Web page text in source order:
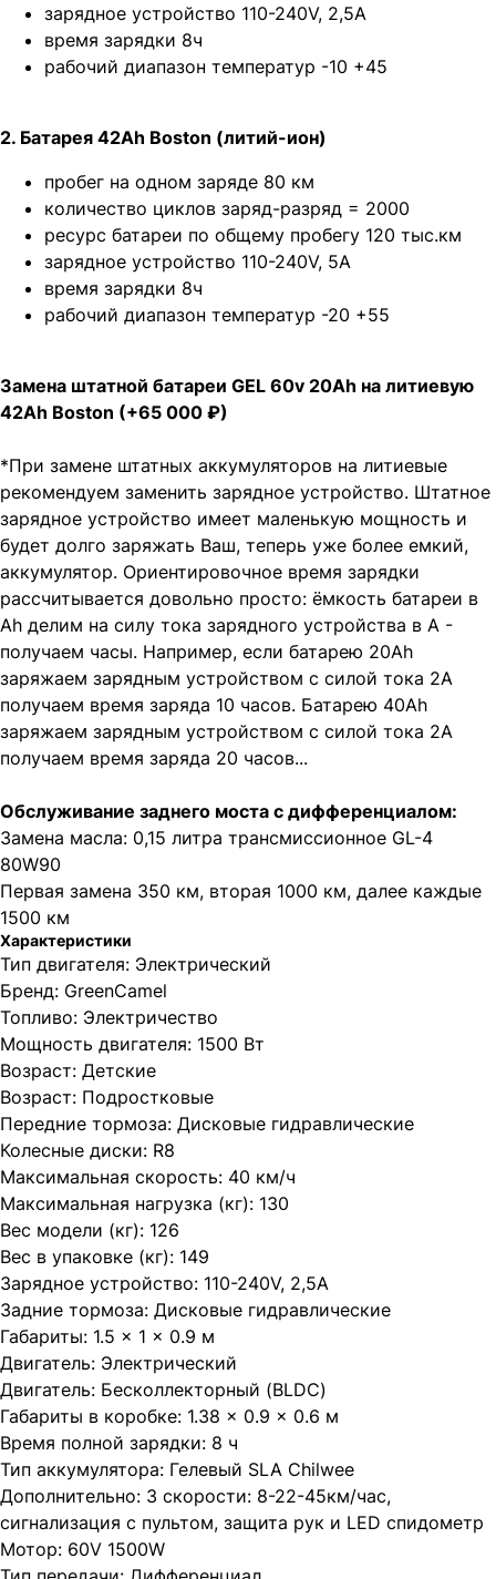
зарядное устройство 110-240V, 2,5A
время зарядки 8ч
рабочий диапазон температур -10 +45
2. Батарея 42Ah Boston (литий-ион)
пробег на одном заряде 80 км
количество циклов заряд-разряд = 2000
ресурс батареи по общему пробегу 120 тыс.км
зарядное устройство 110-240V, 5A
время зарядки 8ч
рабочий диапазон температур -20 +55
Замена штатной батареи GEL 60v 20Ah на литиевую
42Ah Boston (+65 000 ₽)
*При замене штатных аккумуляторов на литиевые
рекомендуем заменить зарядное устройство. Штатное
зарядное устройство имеет маленькую мощность и
будет долго заряжать Ваш, теперь уже более емкий,
аккумулятор. Ориентировочное время зарядки
рассчитывается довольно просто: ёмкость батареи в
Ah делим на силу тока зарядного устройства в A -
получаем часы. Например, если батарею 20Ah
заряжаем зарядным устройством с силой тока 2А
получаем время заряда 10 часов. Батарею 40Ah
заряжаем зарядным устройством с силой тока 2А
получаем время заряда 20 часов...
Обслуживание заднего моста с дифференциалом:
Замена масла: 0,15 литра трансмиссионное GL-4
80W90
Первая замена 350 км, вторая 1000 км, далее каждые
1500 км
Характеристики
Тип двигателя: Электрический
Бренд: GreenCamel
Топливо: Электричество
Мощность двигателя: 1500 Вт
Возраст: Детские
Возраст: Подростковые
Передние тормоза: Дисковые гидравлические
Колесные диски: R8
Максимальная скорость: 40 км/ч
Максимальная нагрузка (кг): 130
Вес модели (кг): 126
Вес в упаковке (кг): 149
Зарядное устройство: 110-240V, 2,5A
Задние тормоза: Дисковые гидравлические
Габариты: 1.5 × 1 × 0.9 м
Двигатель: Электрический
Двигатель: Бесколлекторный (BLDC)
Габариты в коробке: 1.38 × 0.9 × 0.6 м
Время полной зарядки: 8 ч
Тип аккумулятора: Гелевый SLA Chilwee
Дополнительно: 3 скорости: 8-22-45км/час,
сигнализация с пультом, защита рук и LED спидометр
Мотор: 60V 1500W